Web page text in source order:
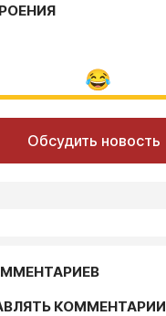
Обсудить новость
КОММЕНТАРИИ